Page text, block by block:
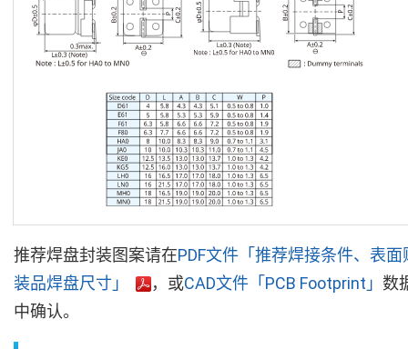
推荐焊盘封装图案请在PDF文件「推荐焊接条件、表面
装品焊盘尺寸」
，或CAD文件「PCB Footprint」 数
中确认。